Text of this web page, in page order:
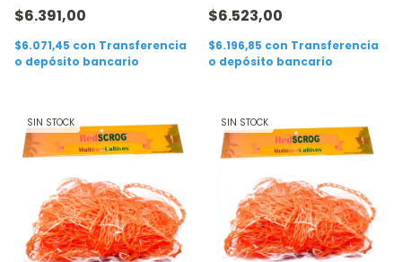
$6.391,00
$6.071,45 con Transferencia
o depósito bancario
$6.523,00
$6.196,85 con Transferencia
o depósito bancario
SIN STOCK SIN STOCK